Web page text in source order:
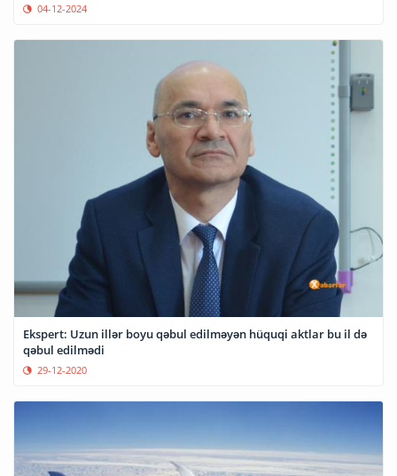
04-12-2024
Ekspert: Uzun illər boyu qəbul edilməyən hüquqi aktlar bu il də
qəbul edilmədi
29-12-2020